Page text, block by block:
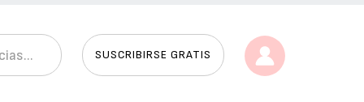
SUSCRIBIRSE GRATIS